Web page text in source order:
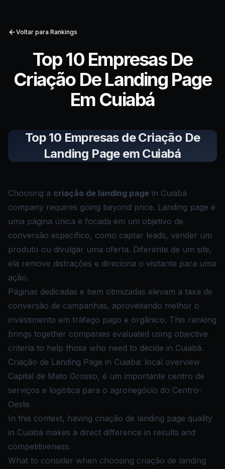
Voltar para Rankings
Top 10 Empresas De
Criação De Landing Page
Em Cuiabá
Top 10 Empresas de Criação De
Landing Page em Cuiabá
Choosing a criação de landing page in Cuiabá
company requires going beyond price. Landing page é
uma página única e focada em um objetivo de
conversão específico, como captar leads, vender um
produto ou divulgar uma oferta. Diferente de um site,
ela remove distrações e direciona o visitante para uma
ação.
Páginas dedicadas e bem otimizadas elevam a taxa de
conversão de campanhas, aproveitando melhor o
investimento em tráfego pago e orgânico. This ranking
brings together companies evaluated using objective
criteria to help those who need to decide in Cuiabá.
Criação de Landing Page in Cuiabá: local overview
Capital de Mato Grosso, é um importante centro de
serviços e logística para o agronegócio do Centro-
Oeste.
In this context, having criação de landing page quality
in Cuiabá makes a direct difference in results and
competitiveness.
What to consider when choosing criação de landing